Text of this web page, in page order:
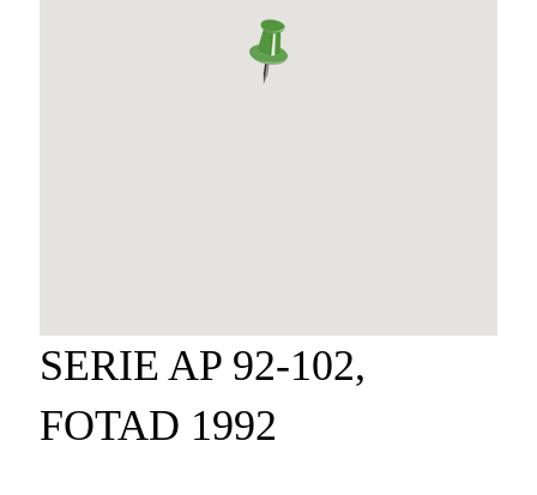
SERIE AP 92-102,
FOTAD 1992